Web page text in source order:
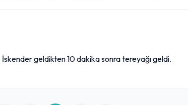
geldikten 10 dakika sonra tereyağı geldi.